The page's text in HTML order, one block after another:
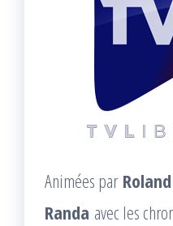
Animées par
Randa avec les